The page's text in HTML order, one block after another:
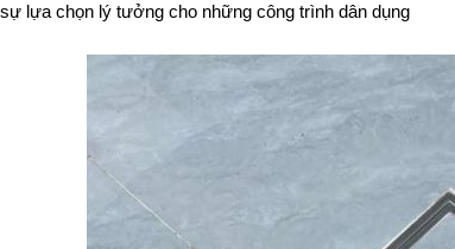
lựa chọn lý tưởng cho những công trình dân dụng